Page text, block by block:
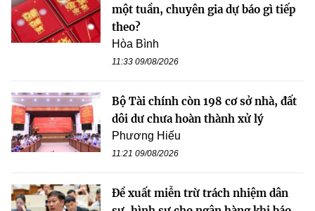
một tuần, chuyên gia dự báo gì tiếp
theo?
Hòa Bình
11:33 09/08/2026
Bộ Tài chính còn 198 cơ sở nhà, đất
dôi dư chưa hoàn thành xử lý
Phương Hiếu
11:21 09/08/2026
Đề xuất miễn trừ trách nhiệm dân